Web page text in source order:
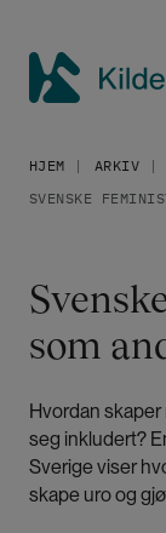
m
a
a
s
i
n
HJEM
ARKIV
SVENSKE
som
Hvordan
seg inkludert?
Sverige viser
skape uro og